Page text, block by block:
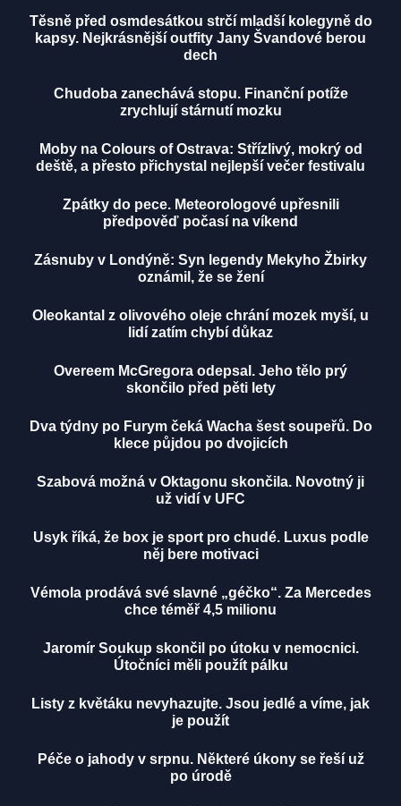
Těsně před osmdesátkou strčí mladší kolegyně do
kapsy. Nejkrásnější outfity Jany Švandové berou
dech
Chudoba zanechává stopu. Finanční potíže
zrychlují stárnutí mozku
Moby na Colours of Ostrava: Střízlivý, mokrý od
deště, a přesto přichystal nejlepší večer festivalu
Zpátky do pece. Meteorologové upřesnili
předpověď počasí na víkend
Zásnuby v Londýně: Syn legendy Mekyho Žbirky
oznámil, že se žení
Oleokantal z olivového oleje chrání mozek myší, u
lidí zatím chybí důkaz
Overeem McGregora odepsal. Jeho tělo prý
skončilo před pěti lety
Dva týdny po Furym čeká Wacha šest soupeřů. Do
klece půjdou po dvojicích
Szabová možná v Oktagonu skončila. Novotný ji
už vidí v UFC
Usyk říká, že box je sport pro chudé. Luxus podle
něj bere motivaci
Vémola prodává své slavné „géčko“. Za Mercedes
chce téměř 4,5 milionu
Jaromír Soukup skončil po útoku v nemocnici.
Útočníci měli použít pálku
Listy z květáku nevyhazujte. Jsou jedlé a víme, jak
je použít
Péče o jahody v srpnu. Některé úkony se řeší už
po úrodě